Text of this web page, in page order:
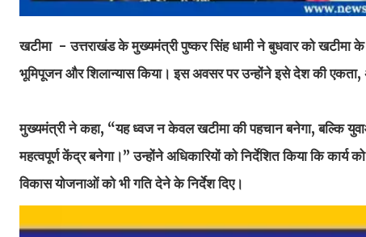
खटीमा - उत्तराखंड के मुख्यमंत्री पुष्कर सिंह धामी ने बुधवार को खटीमा के
भूमिपूजन और शिलान्यास किया। इस अवसर पर उन्होंने इसे देश की एकता,
मुख्यमंत्री ने कहा, “यह ध्वज न केवल खटीमा की पहचान बनेगा, बल्कि
महत्वपूर्ण केंद्र बनेगा।” उन्होंने अधिकारियों को निर्देशित किया कि कार्य
विकास योजनाओं को भी गति देने के निर्देश दिए।